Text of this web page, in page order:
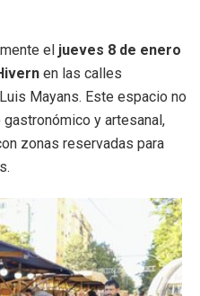
el jueves 8 de enero
en las calles
Mayans. Este espacio no
y artesanal,
zonas reservadas para